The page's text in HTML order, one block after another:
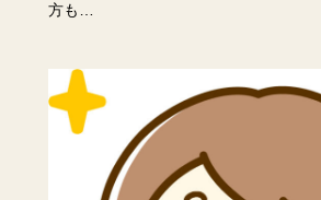
方も…